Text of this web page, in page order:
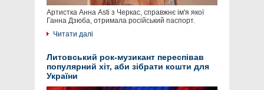
Артистка Анна Asti з Черкас, справжнє ім'я якої
Ганна Дзюба, отримала російський паспорт.
Читати далі
Литовський рок-музикант переспівав
популярний хіт, аби зібрати кошти для
України